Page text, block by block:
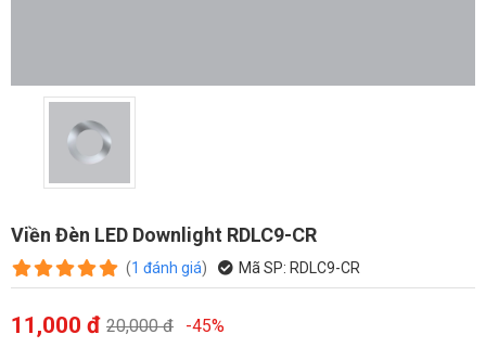
Viền Đèn LED Downlight RDLC9-CR
(1 đánh giá) Mã SP: RDLC9-CR
11,000 đ 20,000 đ -45%